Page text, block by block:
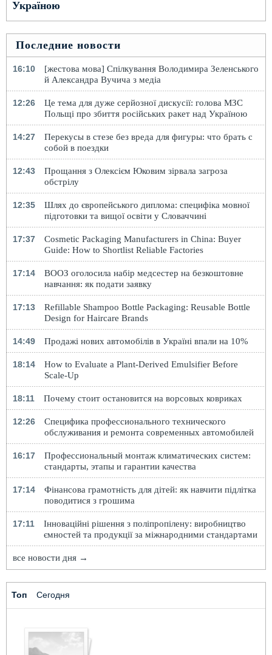
Україною
Последние новости
16:10
[жестова мова] Спілкування Володимира Зеленського
й Александра Вучича з медіа
12:26
Це тема для дуже серйозної дискусії: голова МЗС
Польщі про збиття російських ракет над Україною
14:27
Перекусы в стезе без вреда для фигуры: что брать с
собой в поездки
12:43
Прощання з Олексієм Юковим зірвала загроза
обстрілу
12:35
Шлях до європейського диплома: специфіка мовної
підготовки та вищої освіти у Словаччині
17:37
Cosmetic Packaging Manufacturers in China: Buyer
Guide: How to Shortlist Reliable Factories
17:14
ВООЗ оголосила набір медсестер на безкоштовне
навчання: як подати заявку
17:13
Refillable Shampoo Bottle Packaging: Reusable Bottle
Design for Haircare Brands
14:49 Продажі нових автомобілів в Україні впали на 10%
18:14
How to Evaluate a Plant-Derived Emulsifier Before
Scale-Up
18:11 Почему стоит остановится на ворсовых ковриках
12:26
Специфика профессионального технического
обслуживания и ремонта современных автомобилей
16:17
Профессиональный монтаж климатических систем:
стандарты, этапы и гарантии качества
17:14
Фінансова грамотність для дітей: як навчити підлітка
поводитися з грошима
17:11
Інноваційні рішення з поліпропілену: виробництво
ємностей та продукції за міжнародними стандартами
все новости дня →
Топ Сегодня